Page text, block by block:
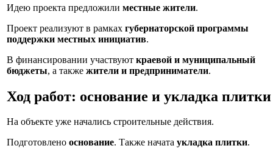
Идею проекта предложили местные жители.
Проект реализуют в рамках губернаторской программы
поддержки местных инициатив.
В финансировании участвуют краевой и муниципальный
бюджеты, а также жители и предприниматели.
Ход работ: основание и укладка плитки
На объекте уже начались строительные действия.
Подготовлено основание. Также начата укладка плитки.